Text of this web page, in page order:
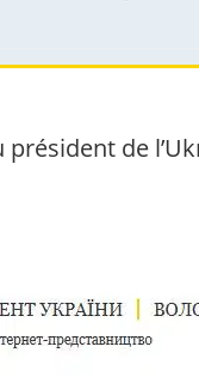
président de